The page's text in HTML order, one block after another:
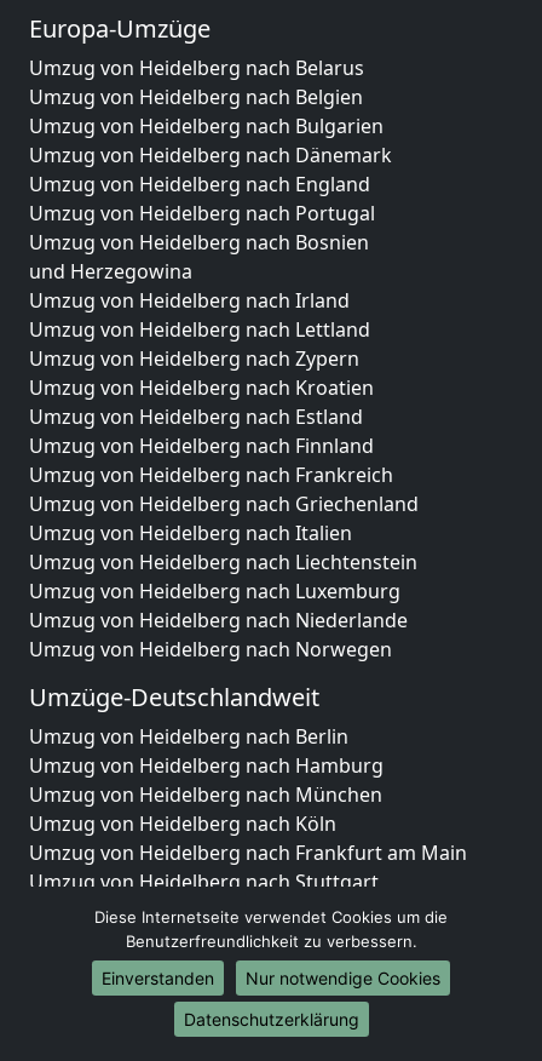
Europa-Umzüge
Umzug von Heidelberg nach Belarus
Umzug von Heidelberg nach Belgien
Umzug von Heidelberg nach Bulgarien
Umzug von Heidelberg nach Dänemark
Umzug von Heidelberg nach England
Umzug von Heidelberg nach Portugal
Umzug von Heidelberg nach Bosnien
und Herzegowina
Umzug von Heidelberg nach Irland
Umzug von Heidelberg nach Lettland
Umzug von Heidelberg nach Zypern
Umzug von Heidelberg nach Kroatien
Umzug von Heidelberg nach Estland
Umzug von Heidelberg nach Finnland
Umzug von Heidelberg nach Frankreich
Umzug von Heidelberg nach Griechenland
Umzug von Heidelberg nach Italien
Umzug von Heidelberg nach Liechtenstein
Umzug von Heidelberg nach Luxemburg
Umzug von Heidelberg nach Niederlande
Umzug von Heidelberg nach Norwegen
Umzüge-Deutschlandweit
Umzug von Heidelberg nach Berlin
Umzug von Heidelberg nach Hamburg
Umzug von Heidelberg nach München
Umzug von Heidelberg nach Köln
Umzug von Heidelberg nach Frankfurt am Main
Umzug von Heidelberg nach Stuttgart
Umzug von Heidelberg nach Düsseldorf
Umzug von Heidelberg nach Leipzig
Umzug von Heidelberg nach Dortmund
Umzug von Heidelberg nach Essen
Umzug von Heidelberg nach Bremen
Diese Internetseite verwendet Cookies um die
Benutzerfreundlichkeit zu verbessern.
Einverstanden
Nur notwendige Cookies
Datenschutzerklärung